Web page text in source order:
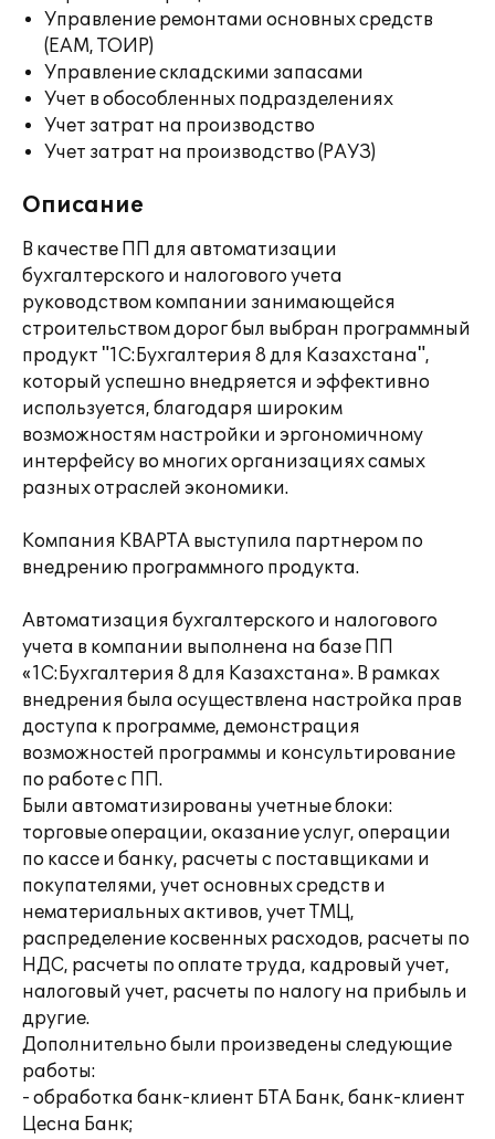
Управление ремонтами основных средств
(EAM, ТОИР)
Управление складскими запасами
Учет в обособленных подразделениях
Учет затрат на производство
Учет затрат на производство (РАУЗ)
Описание
В качестве ПП для автоматизации
бухгалтерского и налогового учета
руководством компании занимающейся
строительством дорог был выбран программный
продукт "1С:Бухгалтерия 8 для Казахстана",
который успешно внедряется и эффективно
используется, благодаря широким
возможностям настройки и эргономичному
интерфейсу во многих организациях самых
разных отраслей экономики.
Компания КВАРТА выступила партнером по
внедрению программного продукта.
Автоматизация бухгалтерского и налогового
учета в компании выполнена на базе ПП
«1С:Бухгалтерия 8 для Казахстана». В рамках
внедрения была осуществлена настройка прав
доступа к программе, демонстрация
возможностей программы и консультирование
по работе с ПП.
Были автоматизированы учетные блоки:
торговые операции, оказание услуг, операции
по кассе и банку, расчеты с поставщиками и
покупателями, учет основных средств и
нематериальных активов, учет ТМЦ,
распределение косвенных расходов, расчеты по
НДС, расчеты по оплате труда, кадровый учет,
налоговый учет, расчеты по налогу на прибыль и
другие.
Дополнительно были произведены следующие
работы:
- обработка банк-клиент БТА Банк, банк-клиент
Цесна Банк;